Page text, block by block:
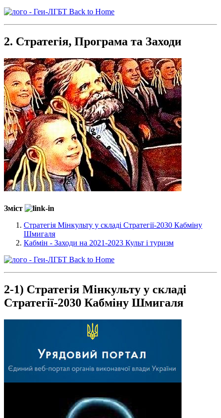
Back to Home
2. Стратегія, Програма та Заходи
Зміст
Стратегія Мінкульту у складі Стратегії-2030 Кабміну
Шмигаля
Кабмін - Заходи на 2021-2023 Культ і туризм
Back to Home
2-1) Стратегія Мінкульту у складі
Стратегії-2030 Кабміну Шмигаля